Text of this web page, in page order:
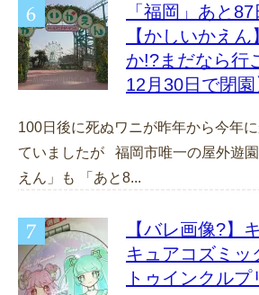
「福岡」あと
【かしいかえ
か!?まだなら行
12月30日で閉園
100日後に死ぬワニが昨年から今年
ていましたが 福岡市唯一の屋外遊
えん」も 「あと8...
【バレ画像?】
キュアコズミ
トゥインクルプ